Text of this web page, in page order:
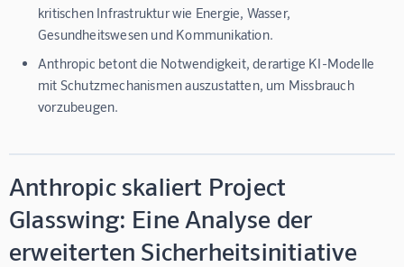
kritischen Infrastruktur wie Energie, Wasser,
Gesundheitswesen und Kommunikation.
Anthropic betont die Notwendigkeit, derartige KI-Modelle
mit Schutzmechanismen auszustatten, um Missbrauch
vorzubeugen.
Anthropic skaliert Project
Glasswing: Eine Analyse der
erweiterten Sicherheitsinitiative